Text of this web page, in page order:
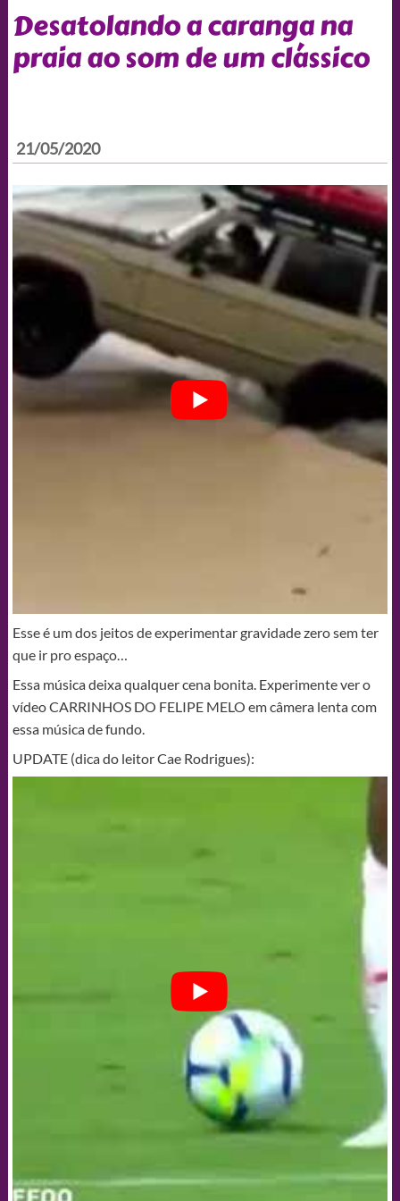
Desatolando a caranga na
praia ao som de um clássico
21/05/2020
Esse é um dos jeitos de experimentar gravidade zero sem ter
que ir pro espaço…
Essa música deixa qualquer cena bonita. Experimente ver o
vídeo CARRINHOS DO FELIPE MELO em câmera lenta com
essa música de fundo.
UPDATE (dica do leitor Cae Rodrigues):